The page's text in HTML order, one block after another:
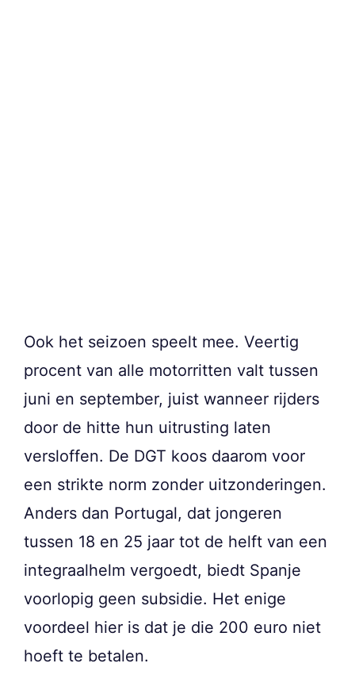
Ook het seizoen speelt mee. Veertig
procent van alle motorritten valt tussen
juni en september, juist wanneer rijders
door de hitte hun uitrusting laten
versloffen. De DGT koos daarom voor
een strikte norm zonder uitzonderingen.
Anders dan Portugal, dat jongeren
tussen 18 en 25 jaar tot de helft van een
integraalhelm vergoedt, biedt Spanje
voorlopig geen subsidie. Het enige
voordeel hier is dat je die 200 euro niet
hoeft te betalen.